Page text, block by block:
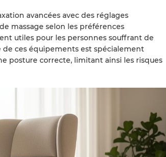
avancées avec des réglages
massage selon les préférences
utiles pour les personnes souffrant de
de ces équipements est spécialement
posture correcte, limitant ainsi les risques